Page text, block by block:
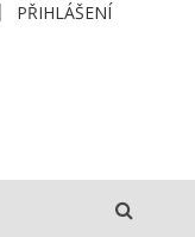
PŘIHLÁŠENÍ